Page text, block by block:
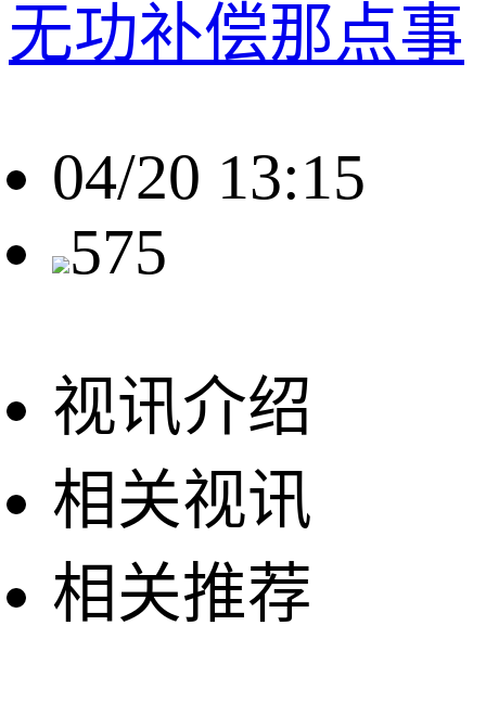
无功补偿那点事
04/20 13:15
575
视讯介绍
相关视讯
相关推荐